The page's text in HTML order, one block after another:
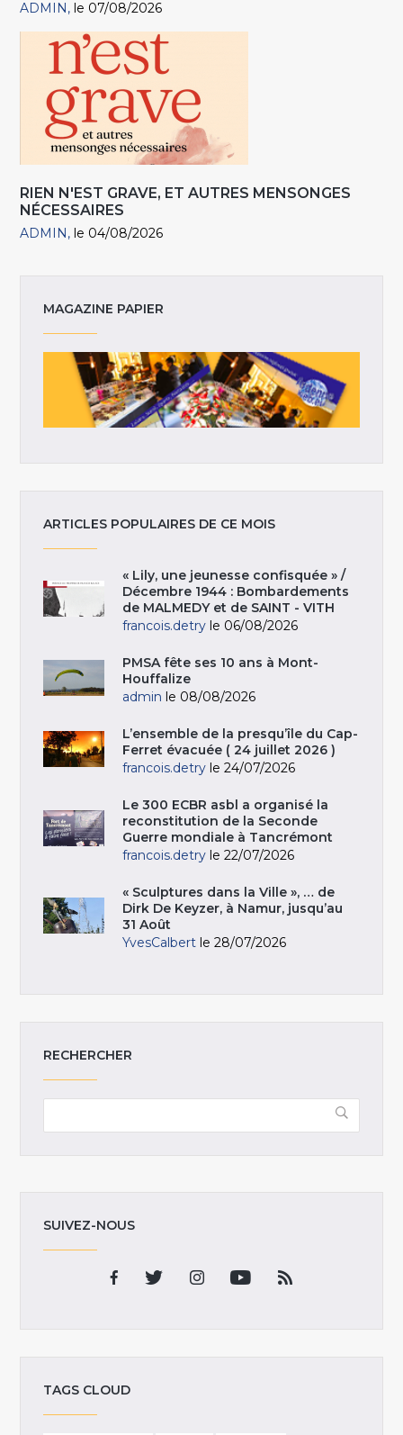
ADMIN le 07/08/2026
RIEN N'EST GRAVE, ET AUTRES MENSONGES
NÉCESSAIRES
ADMIN le 04/08/2026
MAGAZINE PAPIER
ARTICLES POPULAIRES DE CE MOIS
« Lily, une jeunesse confisquée » /
Décembre 1944 : Bombardements
de MALMEDY et de SAINT - VITH
francois.detry le 06/08/2026
PMSA fête ses 10 ans à Mont-
Houffalize
admin le 08/08/2026
L’ensemble de la presqu’île du Cap-
Ferret évacuée ( 24 juillet 2026 )
francois.detry le 24/07/2026
Le 300 ECBR asbl a organisé la
reconstitution de la Seconde
Guerre mondiale à Tancrémont
francois.detry le 22/07/2026
« Sculptures dans la Ville », … de
Dirk De Keyzer, à Namur, jusqu’au
31 Août
YvesCalbert le 28/07/2026
RECHERCHER
SUIVEZ-NOUS
TAGS CLOUD